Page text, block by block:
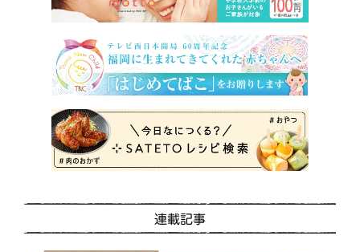
連載記事